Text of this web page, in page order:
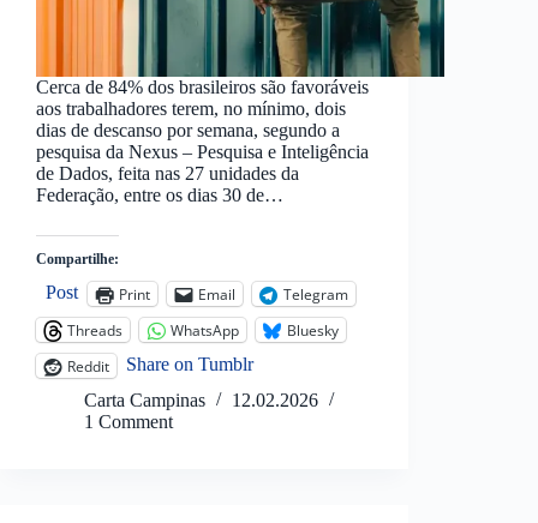
Cerca de 84% dos brasileiros são favoráveis
aos trabalhadores terem, no mínimo, dois
dias de descanso por semana, segundo a
pesquisa da Nexus – Pesquisa e Inteligência
de Dados, feita nas 27 unidades da
Federação, entre os dias 30 de…
Compartilhe:
Post Print Email
Telegram
Threads
WhatsApp
Bluesky
Reddit
Share on Tumblr
Carta Campinas
12.02.2026
1 Comment